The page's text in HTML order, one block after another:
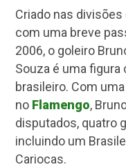
Criado nas
com uma breve
2006, o goleiro
Souza é uma
brasileiro. Com
no Flamengo,
disputados, quatro
incluindo um
Cariocas.